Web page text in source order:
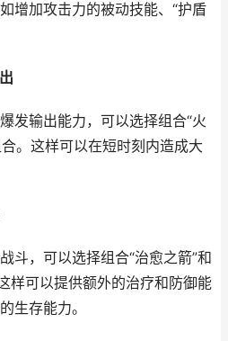
增加攻击力的被动技能、“护盾
发输出能力，可以选择组合“火
。这样可以在短时刻内造成大
斗，可以选择组合“治愈之箭”和
样可以提供额外的治疗和防御能
生存能力。